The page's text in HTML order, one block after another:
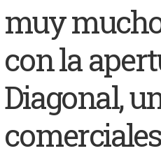
muy
con la
Diagonal,